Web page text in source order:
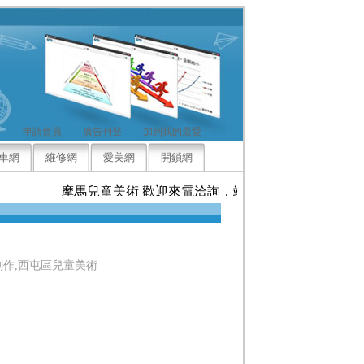
申請會員 廣告刊登 加到我的最愛
網 維修網 愛美網 開鎖網
摩馬兒童美術 歡迎來電洽詢，竭誠為您服務
,西屯區兒童美術